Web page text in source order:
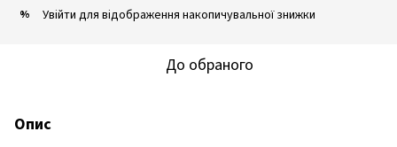
% Увійти для відображення накопичувальної знижки
До обраного
Опис